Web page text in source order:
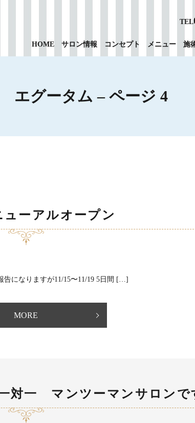
HOME サロン情報 コンセプト メニュー 施
TEL
エグータム – ページ 4
ーアルオープン
になりますが11/15〜11/19 5日間 […]
MORE
対一 マンツーマンサロンで